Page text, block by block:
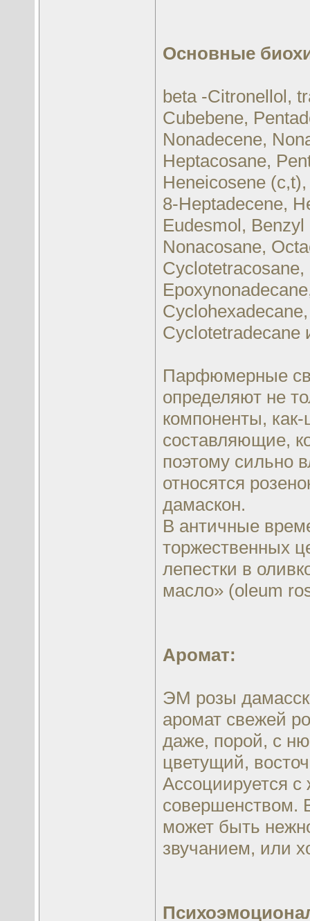
Основные
beta -Citronellol,
Cubebene,
Nonadecene,
Heptacosane,
Heneicosene
8-Heptadecene,
Eudesmol,
Nonacosane,
Cyclotetradecane
Парфюмерные
определяют не
компоненты,
составляющие,
поэтому сильно
относятся
дамаскон.
В античные
торжественных
лепестки в
масло» (oleum
Аромат:
ЭМ розы
аромат свежей
даже, порой, с
цветущий,
Ассоциируется
совершенством.
может быть
звучанием, или